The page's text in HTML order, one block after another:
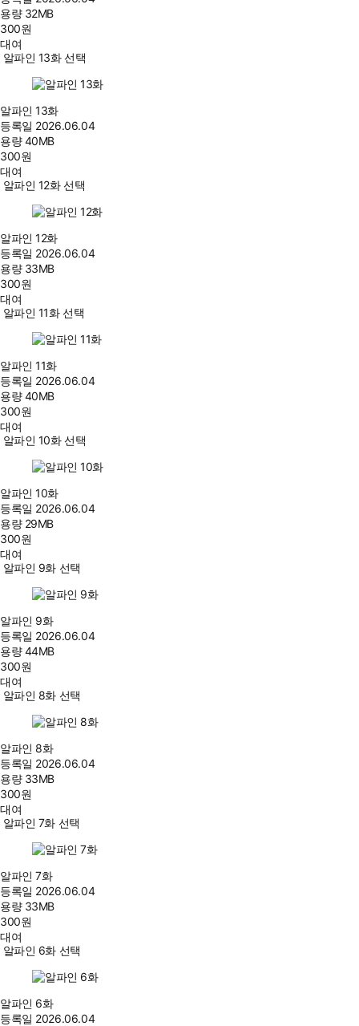
용량 32MB
300원
대여
알파인 13화 선택
알파인 13화
등록일 2026.06.04
용량40MB
300원
대여
알파인 12화 선택
알파인 12화
등록일 2026.06.04
용량 33MB
300원
대여
알파인 11화 선택
알파인 11화
등록일 2026.06.04
용량40MB
300원
대여
알파인 10화 선택
알파인 10화
등록일 2026.06.04
용량 29MB
300원
대여
알파인 9화 선택
알파인 9화
등록일 2026.06.04
용량44MB
300원
대여
알파인 8화 선택
알파인 8화
등록일 2026.06.04
용량 33MB
300원
대여
알파인 7화 선택
알파인 7화
등록일 2026.06.04
용량 33MB
300원
대여
알파인 6화 선택
알파인 6화
등록일 2026.06.04